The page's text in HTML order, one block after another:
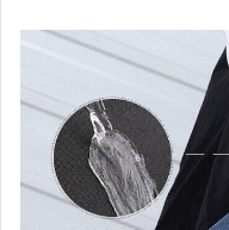
家電與影音視聽